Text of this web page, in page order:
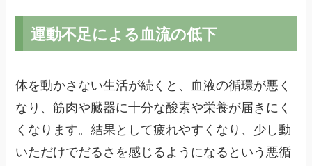
運動不足による血流の低下
体を動かさない生活が続くと、血液の循環が悪く
なり、筋肉や臓器に十分な酸素や栄養が届きにく
くなります。結果として疲れやすくなり、少し動
いただけでだるさを感じるようになるという悪循